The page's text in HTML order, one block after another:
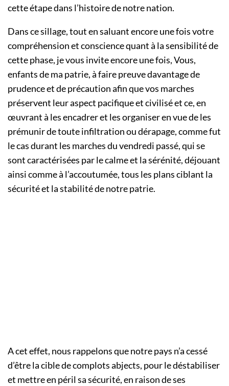
cette étape dans l’histoire de notre nation.
Dans ce sillage, tout en saluant encore une fois votre
compréhension et conscience quant à la sensibilité de
cette phase, je vous invite encore une fois, Vous,
enfants de ma patrie, à faire preuve davantage de
prudence et de précaution afin que vos marches
préservent leur aspect pacifique et civilisé et ce, en
œuvrant à les encadrer et les organiser en vue de les
prémunir de toute infiltration ou dérapage, comme fut
le cas durant les marches du vendredi passé, qui se
sont caractérisées par le calme et la sérénité, déjouant
ainsi comme à l’accoutumée, tous les plans ciblant la
sécurité et la stabilité de notre patrie.
A cet effet, nous rappelons que notre pays n’a cessé
d’être la cible de complots abjects, pour le déstabiliser
et mettre en péril sa sécurité, en raison de ses